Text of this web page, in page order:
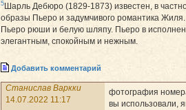
5Шарль Дебюро (1829-1873) известен, в
образы Пьеро и задумчивого романтика
Пьеро рюши и белую шляпу. Пьеро в
элегантным, спокойным и нежным.
Добавить комментарий
Станислав Варкки
14.07.2022 11:17
фотография
вы использовали,